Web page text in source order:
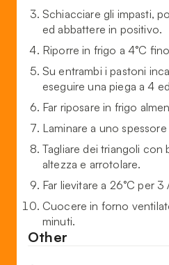
Schiacciare gli impasti,
ed abbattere in positivo.
Riporre in frigo a 4°C
Su entrambi i pastoni
eseguire una piega a 4
Far riposare in frigo
Laminare a uno
Tagliare dei triangoli con
altezza e arrotolare.
Far lievitare a 26°C per
Cuocere in forno
minuti.
Other